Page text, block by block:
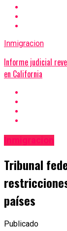
Inmigracion
Informe judicial
en California
Inmigracion
Tribunal
países
Publicado